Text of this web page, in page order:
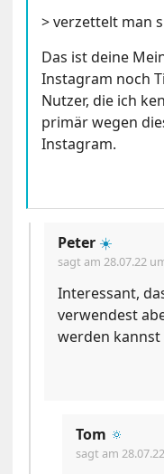
> verzettelt man
Das ist deine
Instagram noch
Nutzer, die ich
primär wegen
Instagram.
Peter ☀️
sagt am28.07.22
Interessant,
verwendest
werden kannst
Tom 🔅
sagt am